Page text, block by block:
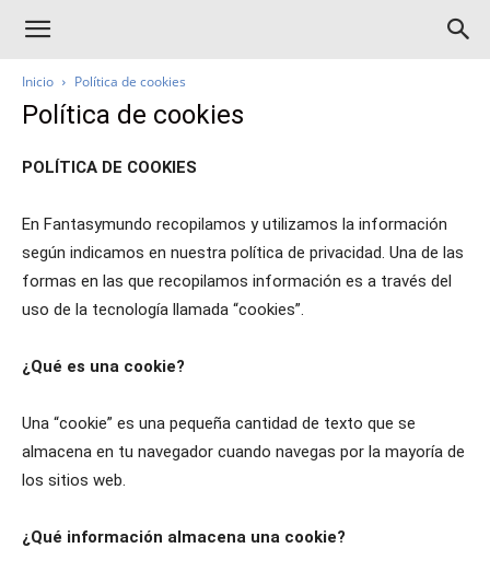
Inicio Política de cookies
Política de cookies
POLÍTICA DE COOKIES
En Fantasymundo recopilamos y utilizamos la información
según indicamos en nuestra política de privacidad. Una de las
formas en las que recopilamos información es a través del
uso de la tecnología llamada “cookies”.
¿Qué es una cookie?
Una “cookie” es una pequeña cantidad de texto que se
almacena en tu navegador cuando navegas por la mayoría de
los sitios web.
¿Qué información almacena una cookie?